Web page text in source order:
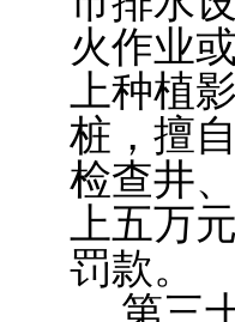
火作业
上种植
桩，擅
检查井
上五万
罚款。
第三